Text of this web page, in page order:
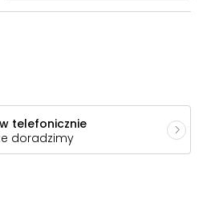
telefonicznie
doradzimy